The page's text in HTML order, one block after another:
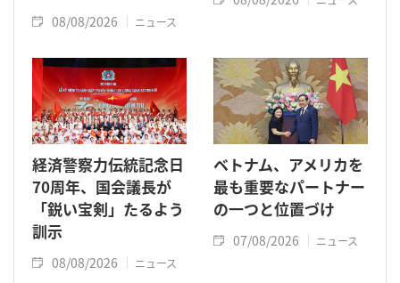
08/08/2026 ニュース
経済警察力伝統記念日
70周年、国会議長が
「鋭い宝剣」たるよう
訓示
08/08/2026 ニュース
ベトナム、アメリカを
最も重要なパートナー
の一つと位置づけ
07/08/2026 ニュース